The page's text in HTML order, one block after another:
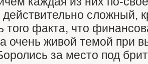
сложный,
того факта, что
очень живой темой при
за место под